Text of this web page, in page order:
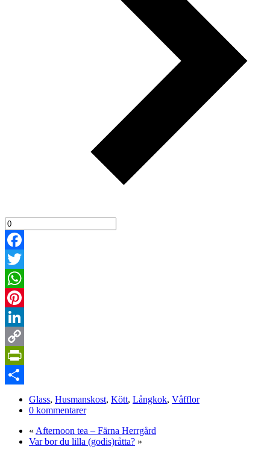
Facebook
Twitter
WhatsApp
Pinterest
LinkedIn
Copy
Link
PrintFriendly
Glass, Husmanskost, Kött, Långkok, Våfflor
0 kommentarer
« Afternoon tea – Färna Herrgård
Var bor du lilla (godis)råtta? »